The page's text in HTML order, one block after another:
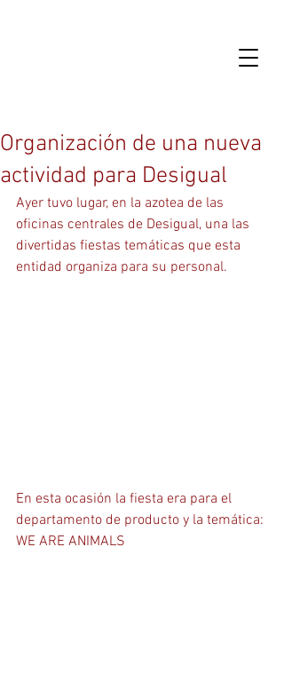
Organización de una nueva
actividad para Desigual
Ayer tuvo lugar, en la azotea de las
oficinas centrales de Desigual, una las
divertidas fiestas temáticas que esta
entidad organiza para su personal.
En esta ocasión la fiesta era para el
departamento de producto y la temática:
WE ARE ANIMALS